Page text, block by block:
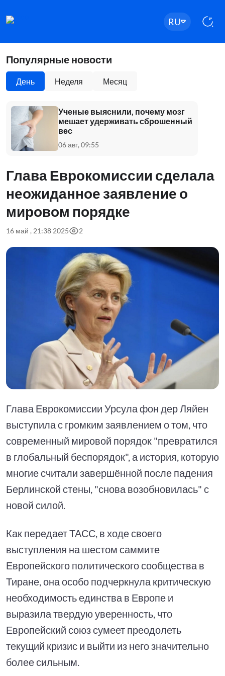
RU
Популярные новости
День Неделя Месяц
Ученые выяснили, почему мозг
мешает удерживать сброшенный
вес
06 авг, 09:55
Глава Еврокомиссии сделала
неожиданное заявление о
мировом порядке
16 май , 21:38 2025 2
Глава Еврокомиссии Урсула фон дер Ляйен
выступила с громким заявлением о том, что
современный мировой порядок "превратился
в глобальный беспорядок", а история, которую
многие считали завершённой после падения
Берлинской стены, "снова возобновилась" с
новой силой.
Как передает ТАСС, в ходе своего
выступления на шестом саммите
Европейского политического сообщества в
Тиране, она особо подчеркнула критическую
необходимость единства в Европе и
выразила твердую уверенность, что
Европейский союз сумеет преодолеть
текущий кризис и выйти из него значительно
более сильным.